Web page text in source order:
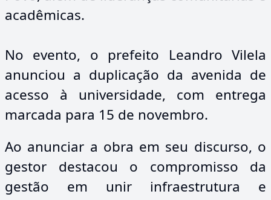
acadêmicas.
No evento, o prefeito Leandro Vilela
anunciou a duplicação da avenida de
acesso à universidade, com entrega
marcada para 15 de novembro.
Ao anunciar a obra em seu discurso, o
gestor destacou o compromisso da
gestão em unir infraestrutura e